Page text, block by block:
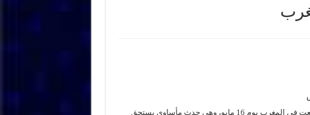
ذكرى 16 ماي الإرهابية تشير إلى الهجمات الإرهابية التي وقعت في المغرب يوم 16 مايو، وهي حدث مأساوي يستحق